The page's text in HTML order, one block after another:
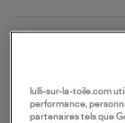
NOS SERVICES
lulli-sur-la-toile.com
performance,
partenaires tels que